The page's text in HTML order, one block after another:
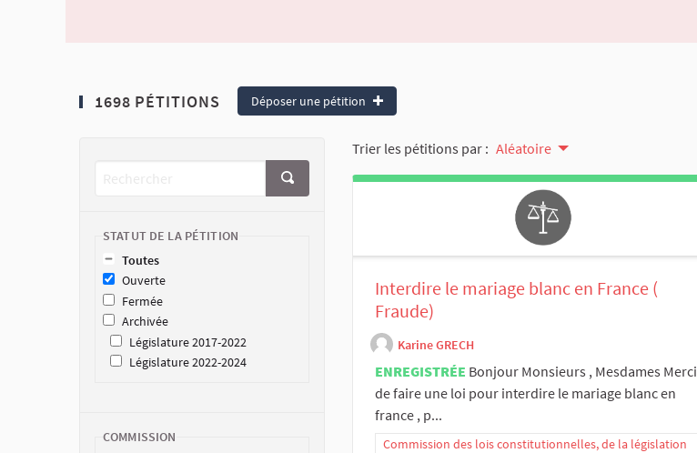
1698 PÉTITIONS Déposer une pétition
STATUT DE LA PÉTITION
Toutes
Ouverte
Fermée
Archivée
Législature 2017-2022
Législature 2022-2024
COMMISSION
Trier les pétitions par : Aléatoire
Interdire le mariage blanc en France (
Fraude)
Karine GRECH
ENREGISTRÉE Bonjour Monsieurs , Mesdames Merci
de faire une loi pour interdire le mariage blanc en
france , p...
Commission des lois constitutionnelles, de la législation